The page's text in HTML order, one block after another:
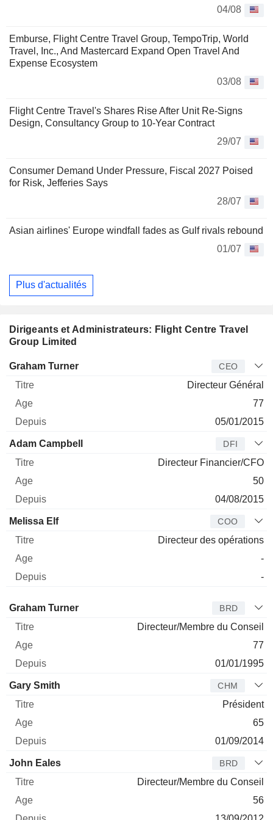
04/08
Emburse, Flight Centre Travel Group, TempoTrip, World
Travel, Inc., And Mastercard Expand Open Travel And
Expense Ecosystem
03/08
Flight Centre Travel's Shares Rise After Unit Re-Signs
Design, Consultancy Group to 10-Year Contract
29/07
Consumer Demand Under Pressure, Fiscal 2027 Poised
for Risk, Jefferies Says
28/07
Asian airlines' Europe windfall fades as Gulf rivals rebound
01/07
Plus d'actualités
Dirigeants et Administrateurs: Flight Centre Travel
Group Limited
Dirigeant Titre
Graham Turner CEO
Directeur Général
77
05/01/2015
Adam Campbell DFI
Directeur Financier/CFO
50
04/08/2015
Melissa Elf COO
Directeur des opérations
-
-
Administrateur Titre
Graham Turner BRD
Directeur/Membre du Conseil
77
01/01/1995
Gary Smith CHM
Président
65
01/09/2014
John Eales BRD
Directeur/Membre du Conseil
56